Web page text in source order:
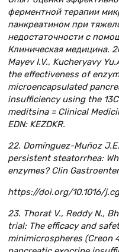
ферментной терапии
панкреатином при
недостаточности с
Клиническая медицина.
Mayev I.V., Kucheryavy
the effectiveness of
microencapsulated
insufficiency using the
meditsina = Clinical
EDN: KEZDKR.
22. Domínguez-Muñoz
persistent steatorrhea:
enzymes? Clin
https://doi.org/10.1016/
23. Thorat V., Reddy N.,
trial: The efficacy and
minimicrospheres (Creon